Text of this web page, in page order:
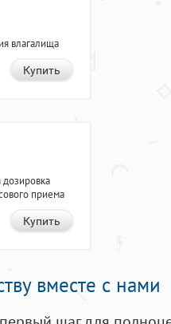
влагалища
Купить
дозировка
приема
Купить
вместе с нами